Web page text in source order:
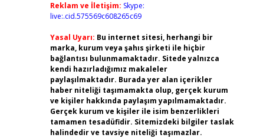
Reklam ve İletişim: Skype:
live:.cid.575569c608265c69
Yasal Uyarı: Bu internet sitesi, herhangi bir
marka, kurum veya şahıs şirketi ile hiçbir
bağlantısı bulunmamaktadır. Sitede yalnızca
kendi hazırladığımız makaleler
paylaşılmaktadır. Burada yer alan içerikler
haber niteliği taşımamakta olup, gerçek kurum
ve kişiler hakkında paylaşım yapılmamaktadır.
Gerçek kurum ve kişiler ile isim benzerlikleri
tamamen tesadüfidir. Sitemizdeki bilgiler taslak
halindedir ve tavsiye niteliği taşımazlar.